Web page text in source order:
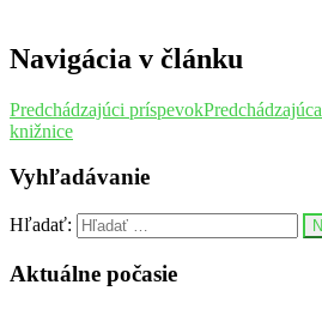
Navigácia v článku
Predchádzajúci príspevokPredchádzajúca
knižnice
Vyhľadávanie
Hľadať:
Aktuálne počasie